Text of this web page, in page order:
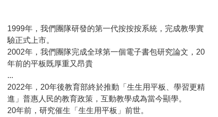
1999年，我們團隊研發的第一代按按按系統，完成教學實
驗正式上市。
2002年，我們團隊完成全球第一個電子書包研究論文，20
年前的平板既厚重又昂貴
...
2022年，20年後教育部終於推動「生生用平板、學習更精
進」普惠人民的教育政策，互動教學成為當今顯學。
20年前，研究催生「生生用平板」前世。